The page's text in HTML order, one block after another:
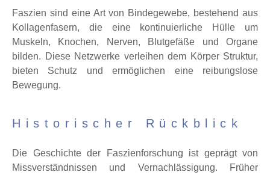
Faszien sind eine Art von Bindegewebe, bestehend aus
Kollagenfasern, die eine kontinuierliche Hülle um
Muskeln, Knochen, Nerven, Blutgefäße und Organe
bilden. Diese Netzwerke verleihen dem Körper Struktur,
bieten Schutz und ermöglichen eine reibungslose
Bewegung.
Historischer Rückblick
Die Geschichte der Faszienforschung ist geprägt von
Missverständnissen und Vernachlässigung. Früher